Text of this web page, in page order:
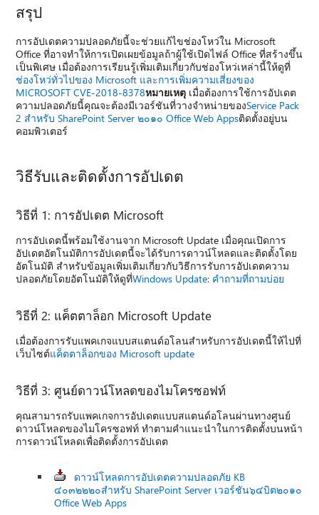
สรุป
การอัปเดตความปลอดภัยนี้จะช่วยแก้ไขช่องโหว่ใน Microsoft
Office ที่อาจทำให้การเปิดเผยข้อมูลถ้าผู้ใช้เปิดไฟล์ Office ที่สร้างขึ้น
เป็นพิเศษ เมื่อต้องการเรียนรู้เพิ่มเติมเกี่ยวกับช่องโหว่เหล่านี้ให้ดูที่
ช่องโหว่ทั่วไปของ Microsoft และการเพิ่มความเสี่ยงของ
MICROSOFT CVE-2018-8378หมายเหตุ เมื่อต้องการใช้การอัปเดต
ความปลอดภัยนี้คุณจะต้องมีเวอร์ชันที่วางจำหน่ายของService Pack
2 สำหรับ SharePoint Server ๒๐๑๐ Office Web Appsติดตั้งอยู่บน
คอมพิวเตอร์
วิธีรับและติดตั้งการอัปเดต
วิธีที่ 1: การอัปเดต Microsoft
การอัปเดตนี้พร้อมใช้งานจาก Microsoft Update เมื่อคุณเปิดการ
อัปเดตอัตโนมัติการอัปเดตนี้จะได้รับการดาวน์โหลดและติดตั้งโดย
อัตโนมัติ สำหรับข้อมูลเพิ่มเติมเกี่ยวกับวิธีการรับการอัปเดตความ
ปลอดภัยโดยอัตโนมัติให้ดูที่Windows Update: คำถามที่ถามบ่อย
วิธีที่ 2: แค็ตตาล็อก Microsoft Update
เมื่อต้องการรับแพคเกจแบบสแตนด์อโลนสำหรับการอัปเดตนี้ให้ไปที่
เว็บไซต์แค็ตตาล็อกของ Microsoft update
วิธีที่ 3: ศูนย์ดาวน์โหลดของไมโครซอฟท์
คุณสามารถรับแพคเกจการอัปเดตแบบสแตนด์อโลนผ่านทางศูนย์
ดาวน์โหลดของไมโครซอฟท์ ทำตามคำแนะนำในการติดตั้งบนหน้า
การดาวน์โหลดเพื่อติดตั้งการอัปเดต
ดาวน์โหลดการอัปเดตความปลอดภัย KB
๔๐๓๒๒๒๐สำหรับ SharePoint Server เวอร์ชัน๖๔บิต๒๐๑๐
Office Web Apps